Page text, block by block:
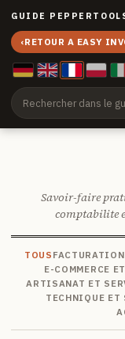
GUIDE
‹RETOUR A EASY
Savoir-faire
comptabilite
TOUS
E-COMMERCE
ARTISANAT ET
TECHNIQUE ET